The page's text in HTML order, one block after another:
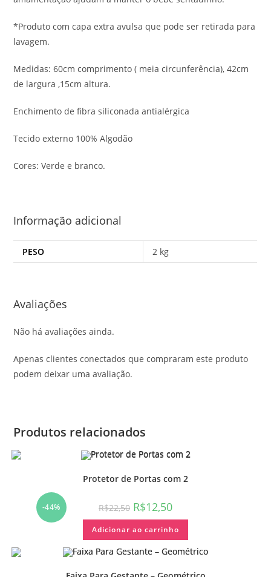
*Produto com capa extra avulsa que pode ser retirada para
lavagem.
Medidas: 60cm comprimento ( meia circunferência), 42cm
de largura ,15cm altura.
Enchimento de fibra siliconada antialérgica
Tecido externo 100% Algodão
Cores: Verde e branco.
Informação adicional
PESO 2 kg
Avaliações
Não há avaliações ainda.
Apenas clientes conectados que compraram este produto
podem deixar uma avaliação.
Produtos relacionados
-44%
Protetor de Portas com 2
R$22,50 R$12,50
Adicionar ao carrinho